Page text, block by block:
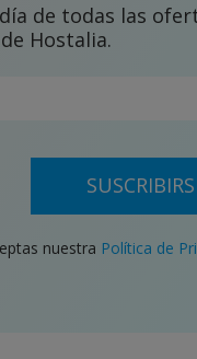
de todas las
Hostalia.
nuestra Política de